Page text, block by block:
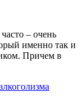
– очень
именно так и
Причем в